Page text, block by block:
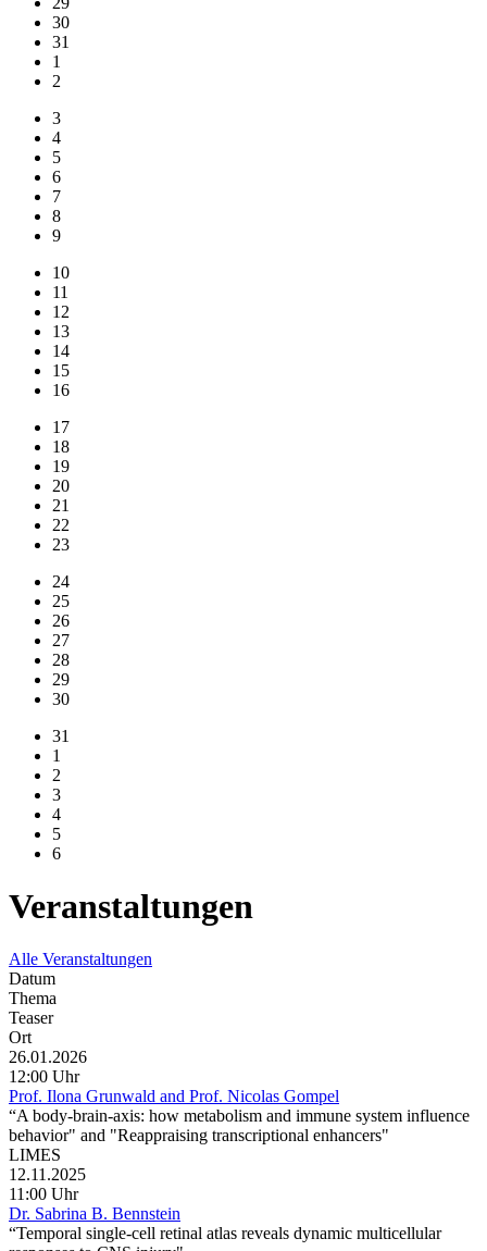
30
31
1
2
3
4
5
6
7
8
9
10
11
12
13
14
15
16
17
18
19
20
21
22
23
24
25
26
27
28
29
30
31
1
2
3
4
5
6
Veranstaltungen
Alle Veranstaltungen
Datum
Thema
Teaser
Ort
26.01.2026
12:00 Uhr
Prof. Ilona Grunwald and Prof. Nicolas Gompel
“A body-brain-axis: how metabolism and immune system influence
behavior" and "Reappraising transcriptional enhancers"
LIMES
12.11.2025
11:00 Uhr
​​​​​​​Dr. Sabrina B. Bennstein
“Temporal single-cell retinal atlas reveals dynamic multicellular